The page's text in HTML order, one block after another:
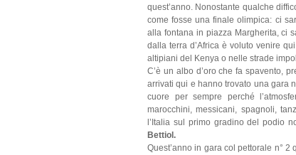
quest’anno. Nonostante qualche
come fosse una finale olimpica: ci
alla fontana in piazza Margherita, ci
dalla terra d’Africa è voluto venire
altipiani del Kenya o nelle strade
C’è un albo d’oro che fa spavento,
arrivati qui e hanno trovato una gara
cuore per sempre perché
marocchini, messicani, spagnoli,
l’Italia sul primo gradino del podio
Bettiol.
Quest’anno in gara col pettorale n°